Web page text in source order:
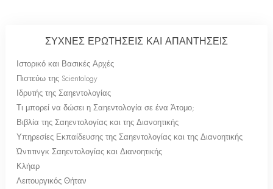
ΣΥΧΝΕΣ ΕΡΩΤΗΣΕΙΣ ΚΑΙ ΑΠΑΝΤΗΣΕΙΣ
Ιστορικό και Βασικές Αρχές
Πιστεύω της Scientology
Ιδρυτής της Σαηεντολογίας
Τι μπορεί να δώσει η Σαηεντολογία σε ένα Άτομο;
Βιβλία της Σαηεντολογίας και της Διανοητικής
Υπηρεσίες Εκπαίδευσης της Σαηεντολογίας και της Διανοητικής
Ώντιτινγκ Σαηεντολογίας και Διανοητικής
Κλήαρ
Λειτουργικός Θήταν